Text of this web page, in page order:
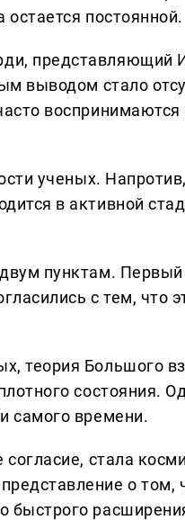
постоянной.
представляющий
выводом стало
ученых.
в активной
пунктам.
с тем, что
теория Большого
состояния.
самого времени.
стала
о том,
быстрого